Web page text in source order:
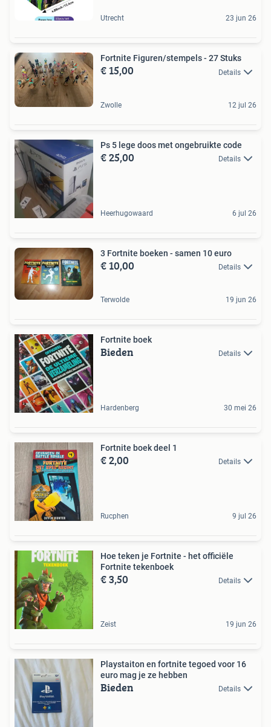
Utrecht 23 jun 26
Fortnite Figuren/stempels - 27 Stuks
€ 15,00 Details
Zwolle 12 jul 26
Ps 5 lege doos met ongebruikte code
€ 25,00 Details
Heerhugowaard 6 jul 26
3 Fortnite boeken - samen 10 euro
€ 10,00 Details
Terwolde 19 jun 26
Fortnite boek
Bieden Details
Hardenberg 30 mei 26
Fortnite boek deel 1
€ 2,00 Details
Rucphen 9 jul 26
Hoe teken je Fortnite - het officiële
Fortnite tekenboek
€ 3,50 Details
Zeist 19 jun 26
Playstaiton en fortnite tegoed voor 16
euro mag je ze hebben
Bieden Details